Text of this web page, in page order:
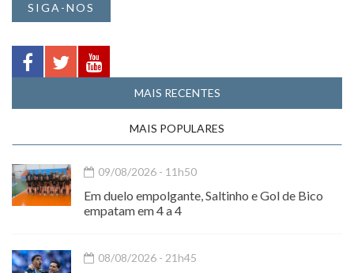
SIGA-NOS
MAIS RECENTES
MAIS POPULARES
09/08/2026 - 11h50
Em duelo empolgante, Saltinho e Gol de Bico
empatam em 4 a 4
08/08/2026 - 21h45